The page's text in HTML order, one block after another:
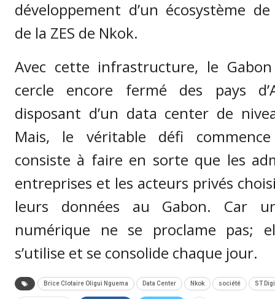
développement d’un écosystème
de la ZES de Nkok.
Avec cette infrastructure, le
cercle encore fermé des pays
disposant d’un data center de
Mais, le véritable défi
consiste à faire en sorte que les
entreprises et les acteurs privés
leurs données au Gabon. Car
numérique ne se proclame pas;
s’utilise et se consolide chaque jour.
Brice Clotaire Oligui Nguema Data Center Nkok société ST